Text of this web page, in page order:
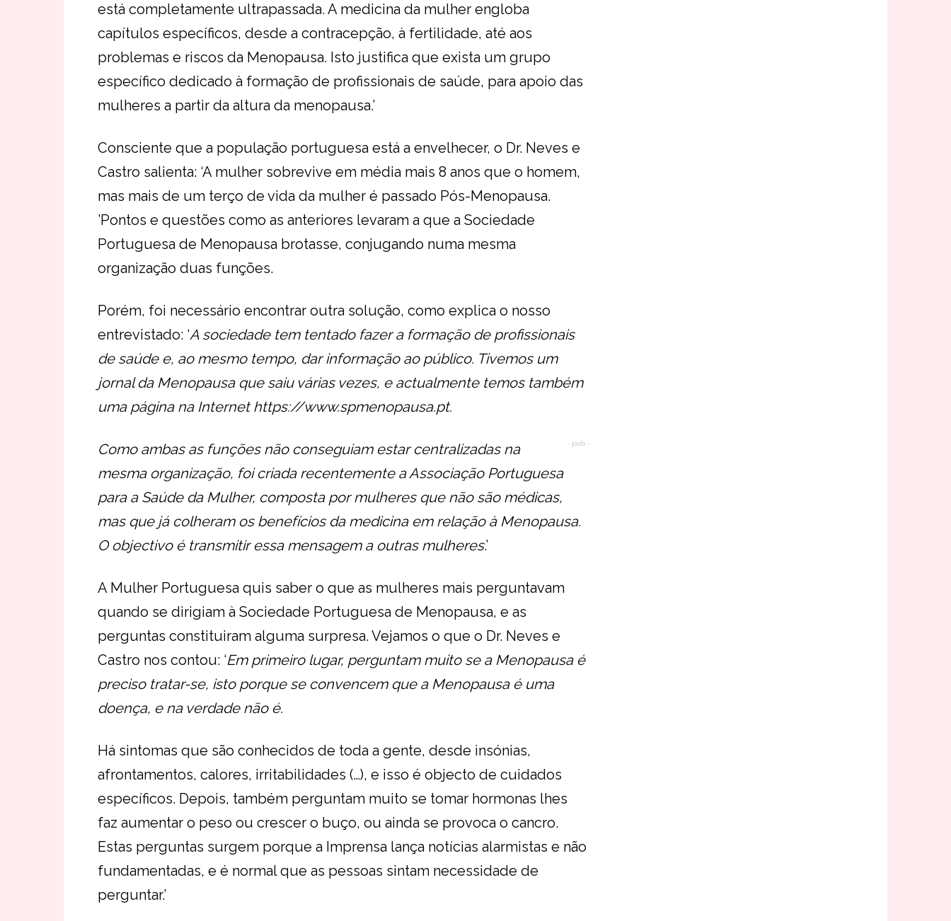
está completamente ultrapassada. A medicina da mulher engloba
capítulos específicos, desde a contracepção, à fertilidade, até aos
problemas e riscos da Menopausa. Isto justifica que exista um grupo
específico dedicado à formação de profissionais de saúde, para apoio das
mulheres a partir da altura da menopausa.’
Consciente que a população portuguesa está a envelhecer, o Dr. Neves e
Castro salienta: ‘A mulher sobrevive em média mais 8 anos que o homem,
mas mais de um terço de vida da mulher é passado Pós-Menopausa.
’Pontos e questões como as anteriores levaram a que a Sociedade
Portuguesa de Menopausa brotasse, conjugando numa mesma
organização duas funções.
Porém, foi necessário encontrar outra solução, como explica o nosso
entrevistado: ‘A sociedade tem tentado fazer a formação de profissionais
de saúde e, ao mesmo tempo, dar informação ao público. Tivemos um
jornal da Menopausa que saiu várias vezes, e actualmente temos também
uma página na Internet https://www.spmenopausa.pt.
- pub -
Como ambas as funções não conseguiam estar centralizadas na
mesma organização, foi criada recentemente a Associação Portuguesa
para a Saúde da Mulher, composta por mulheres que não são médicas,
mas que já colheram os benefícios da medicina em relação à Menopausa.
O objectivo é transmitir essa mensagem a outras mulheres.’
A Mulher Portuguesa quis saber o que as mulheres mais perguntavam
quando se dirigiam à Sociedade Portuguesa de Menopausa, e as
perguntas constituiram alguma surpresa. Vejamos o que o Dr. Neves e
Castro nos contou: ‘Em primeiro lugar, perguntam muito se a Menopausa é
preciso tratar-se, isto porque se convencem que a Menopausa é uma
doença, e na verdade não é.
Há sintomas que são conhecidos de toda a gente, desde insónias,
afrontamentos, calores, irritabilidades (…), e isso é objecto de cuidados
específicos. Depois, também perguntam muito se tomar hormonas lhes
faz aumentar o peso ou crescer o buço, ou ainda se provoca o cancro.
Estas perguntas surgem porque a Imprensa lança notícias alarmistas e não
fundamentadas, e é normal que as pessoas sintam necessidade de
perguntar.’